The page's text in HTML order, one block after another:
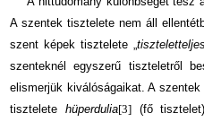
A szentek tisztelete nem áll
szent képek tisztelete „
szenteknél egyszerű tiszteletről
elismerjük kiválóságaikat. A
tisztelete hüperdulia[3](fő